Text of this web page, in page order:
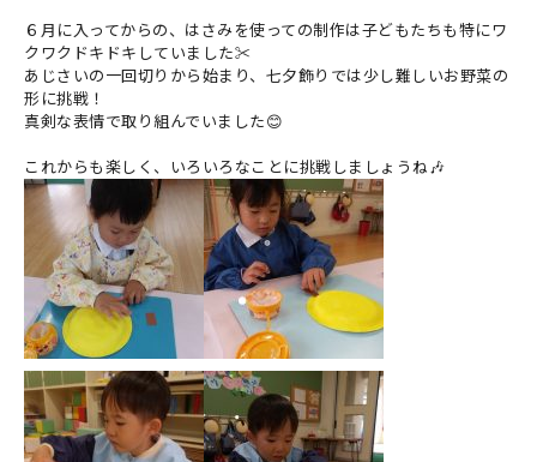
６月に入ってからの、はさみを使っての制作は子どもたちも特にワ
クワクドキドキしていました✂
あじさいの一回切りから始まり、七夕飾りでは少し難しいお野菜の
形に挑戦！
真剣な表情で取り組んでいました😊
これからも楽しく、いろいろなことに挑戦しましょうね🎶